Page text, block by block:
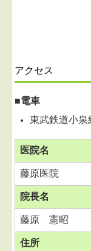
アクセス
■電車
東武鉄道小泉
医院名
藤原医院
院長名
藤原 憲昭
住所